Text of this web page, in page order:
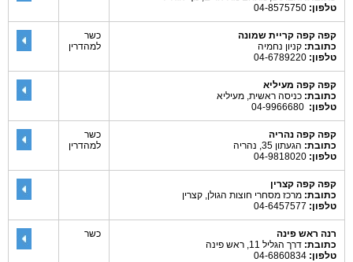
טלפון:
קפה קפה קריית שמונה
כתובת: קניון נחמיה
טלפון:
כשר
למהדרין
קפה קפה מעיליא
כתובת: כניסה ראשית, מעיליא
טלפון:
קפה קפה נהריה
כתובת: הגעתון 35, נהריה
טלפון:
כשר
למהדרין
קפה קפה קצרין
כתובת: מרכז מסחרי חוצות הגולן, קצרין
טלפון:
רנה ראש פינה
כתובת: דרך הגליל 11, ראש פינה
טלפון:
כשר